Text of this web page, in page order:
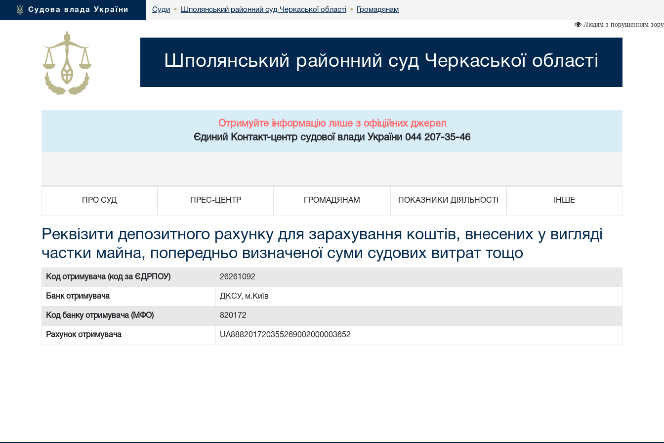
Судова влада України Суди • Шполянський районний суд Черкаської області • Громадянам
Людям з порушенням зору
Шполянський районний суд Черкаської області
Отримуйте інформацію лише з офіційних джерел
Єдиний Контакт-центр судової влади України 044 207-35-46
ПРО СУД ПРЕС-ЦЕНТР ГРОМАДЯНАМ ПОКАЗНИКИ ДІЯЛЬНОСТІ ІНШЕ
Реквізити депозитного рахунку для зарахування коштів, внесених у вигляді
частки майна, попередньо визначеної суми судових витрат тощо
Код отримувача (код за ЄДРПОУ) 26261092
Банк отримувача ДКСУ, м.Київ
Код банку отримувача (МФО) 820172
Рахунок отримувача UA888201720355269002000003652